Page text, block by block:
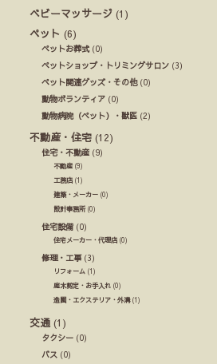
ベビーマッサージ (1)
ペット (6)
ペットお葬式(0)
ペットショップ・トリミングサロン (3)
ペット関連グッズ・その他(0)
動物ボランティア (0)
動物病院（ペット）・獣医 (2)
不動産・住宅 (12)
住宅・不動産 (9)
不動産 (9)
工務店 (1)
建築・メーカー (0)
設計事務所(0)
住宅設備(0)
住宅メーカー・代理店 (0)
修理・工事(3)
リフォーム (1)
庭木剪定・お手入れ (0)
造園・エクステリア・外溝(1)
交通 (1)
タクシー (0)
バス (0)